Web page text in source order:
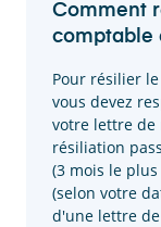
Comment
comptable
Pour résilier
vous devez
votre lettre de
résiliation
(3 mois le
(selon votre
d'une lettre